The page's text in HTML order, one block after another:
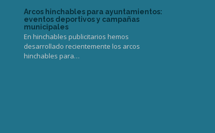
Arcos hinchables para ayuntamientos:
eventos deportivos y campañas
municipales
En hinchables publicitarios hemos
desarrollado recientemente los arcos
hinchables para…